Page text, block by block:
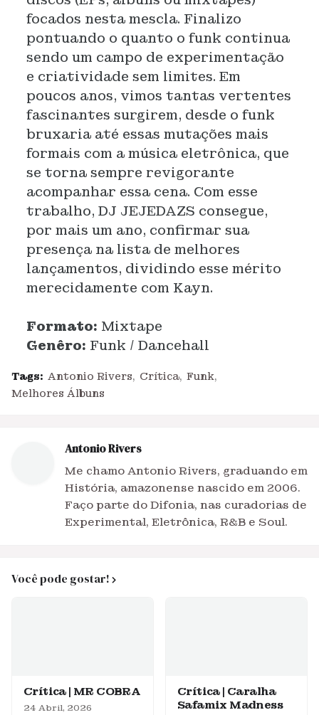
focados nesta mescla. Finalizo
pontuando o quanto o funk continua
sendo um campo de experimentação
e criatividade sem limites. Em
poucos anos, vimos tantas vertentes
fascinantes surgirem, desde o funk
bruxaria até essas mutações mais
formais com a música eletrônica, que
se torna sempre revigorante
acompanhar essa cena. Com esse
trabalho, DJ JEJEDAZS consegue,
por mais um ano, confirmar sua
presença na lista de melhores
lançamentos, dividindo esse mérito
merecidamente com Kayn.
Formato: Mixtape
Genêro: Funk / Dancehall
Tags: Antonio Rivers Crítica Funk
Melhores Álbuns
Antonio Rivers
Me chamo Antonio Rivers, graduando em
História, amazonense nascido em 2006.
Faço parte do Difonia, nas curadorias de
Experimental, Eletrônica, R&B e Soul.
Você pode gostar!
Crítica | MR COBRA
24 Abril, 2026
Crítica | Caralha
Safamix Madness